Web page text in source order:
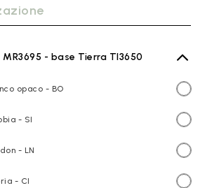
- base Tierra TI3650
opaco - BO
- SI
- LN
- CI